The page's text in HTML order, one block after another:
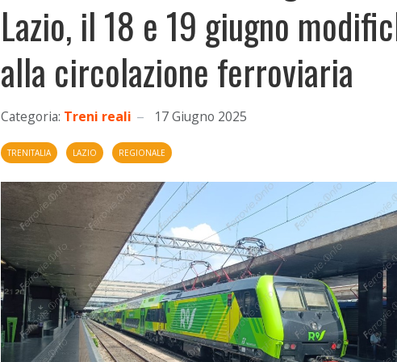
Lazio, il 18 e 19 giugno
alla circolazione ferroviaria
Categoria: Treni reali 17 Giugno 2025
TRENITALIA LAZIO REGIONALE